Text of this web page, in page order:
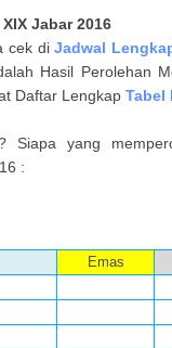
XIX Jabar 2016
cek diJadwal
Hasil Perolehan
Daftar Lengkap Tabel
Siapa yang
:
Emas